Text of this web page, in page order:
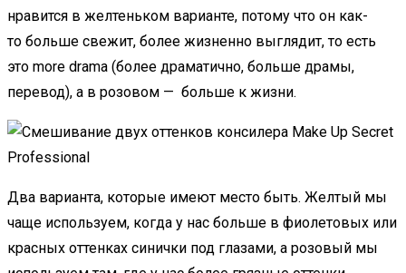
нравится в желтеньком варианте, потому что он как-
то больше свежит, более жизненно выглядит, то есть
это more drama (более драматично, больше драмы,
перевод), а в розовом — больше к жизни.
Два варианта, которые имеют место быть. Желтый мы
чаще используем, когда у нас больше в фиолетовых или
красных оттенках синички под глазами, а розовый мы